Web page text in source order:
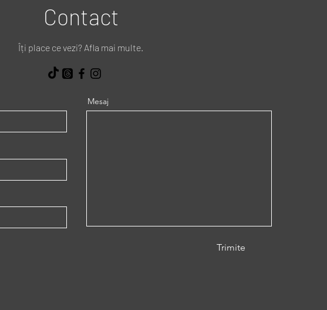
Contact
Îți place ce vezi? Afla mai multe.
Mesaj
Trimite